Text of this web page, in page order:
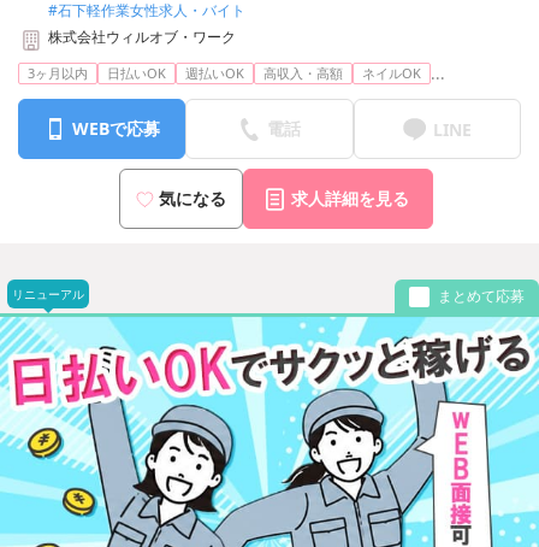
#石下軽作業女性求人・バイト
株式会社ウィルオブ・ワーク
3ヶ月以内 日払いOK 週払いOK 高収入・高額 ネイルOK ...
WEBで応募 電話 LINE
気になる 求人詳細を見る
リニューアル まとめて応募